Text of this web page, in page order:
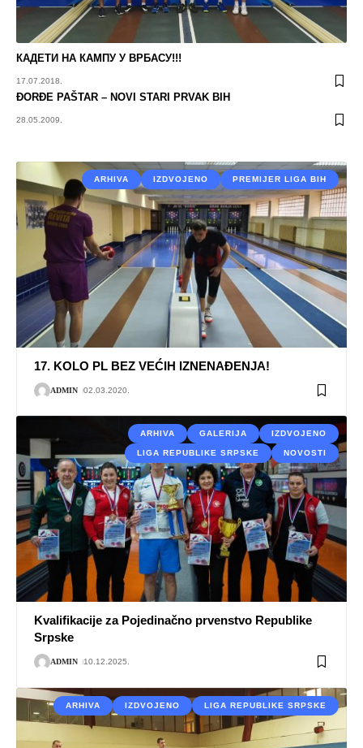
ARHIVA IZDVOJENO PREMIJER LIGA BIH
17. KOLO PL BEZ VEĆIH IZNENAĐENJA!
ADMIN 02.03.2020.
ARHIVA GALERIJA IZDVOJENO
LIGA REPUBLIKE SRPSKE NOVOSTI
Kvalifikacije za Pojedinačno prvenstvo Republike
Srpske
ADMIN 10.12.2025.
ARHIVA IZDVOJENO LIGA REPUBLIKE SRPSKE
КАДЕТИ НА КАМПУ У ВРБАСУ!!!
17.07.2018.
ĐORĐE PAŠTAR – NOVI STARI PRVAK BIH
28.05.2009.